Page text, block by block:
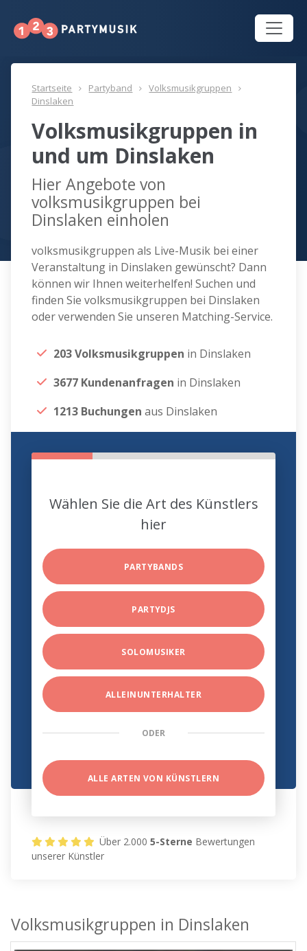
Startseite Partyband
Volksmusikgruppen
Dinslaken
Volksmusikgruppen in
und um Dinslaken
Hier Angebote von
volksmusikgruppen bei
Dinslaken einholen
volksmusikgruppen als Live-Musik bei einer
Veranstaltung in Dinslaken gewünscht? Dann
können wir Ihnen weiterhelfen! Suchen und
finden Sie volksmusikgruppen bei Dinslaken
oder verwenden Sie unseren Matching-Service.
203 Volksmusikgruppen in Dinslaken
3677 Kundenanfragen in Dinslaken
1213 Buchungen aus Dinslaken
Wählen Sie die Art des Künstlers
hier
PARTYBANDS
PARTYDJS
SOLOMUSIKER
ALLEINUNTERHALTER
ODER
ALLE ARTEN VON KÜNSTLERN
Über 2.0005-Sterne Bewertungen
unserer Künstler
Volksmusikgruppen in Dinslaken